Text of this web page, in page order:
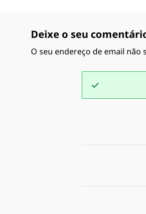
Deixe o seu
O seu endereço de email não